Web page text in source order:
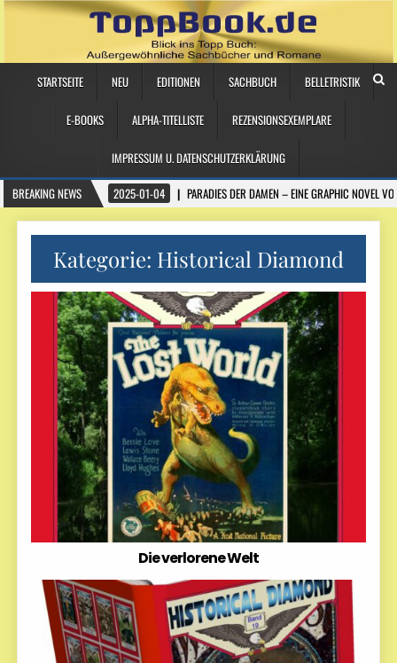
STARTSEITE NEU EDITIONEN SACHBUCH BELLETRISTIK
E-BOOKS ALPHA-TITELLISTE REZENSIONSEXEMPLARE
IMPRESSUM U. DATENSCHUTZERKLÄRUNG
BREAKING NEWS
2025-01-04 PARADIES DER DAMEN – EINE GRAPHIC NOVEL
Kategorie: Historical Diamond
Die verlorene Welt